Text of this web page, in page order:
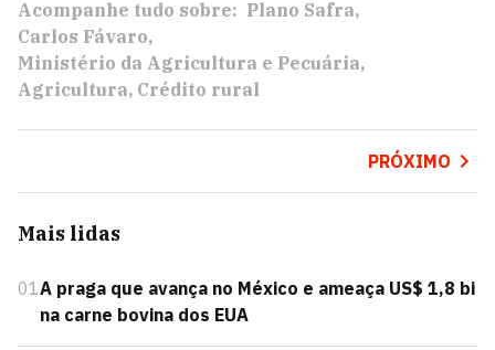
Acompanhe tudo sobre: Plano Safra
Carlos Fávaro
Ministério da Agricultura e Pecuária
Agricultura Crédito rural
PRÓXIMO
Mais lidas
01A praga que avança no México e ameaça US$ 1,8 bi
na carne bovina dos EUA